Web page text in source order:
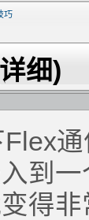
巧
细)
到
得